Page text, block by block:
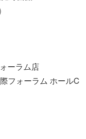
ーラム店
フォーラム ホールC